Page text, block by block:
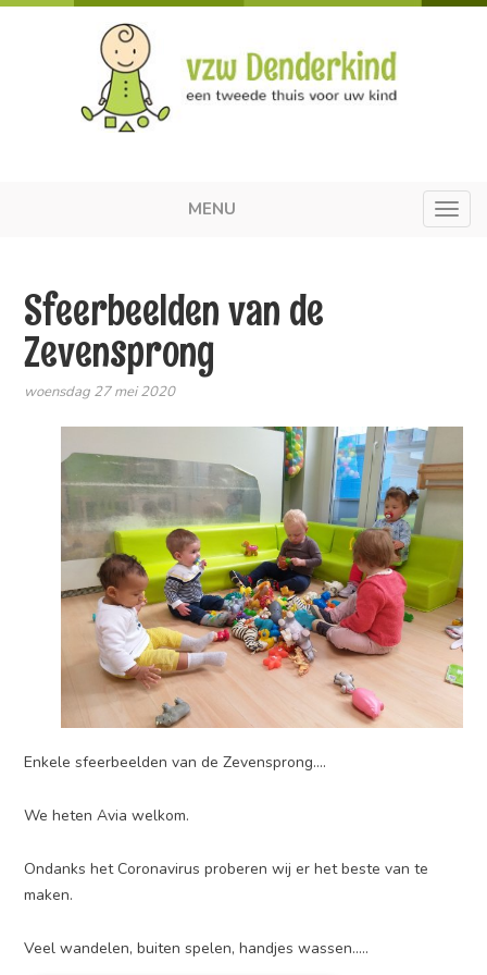
MENU
Sfeerbeelden van de
Zevensprong
woensdag 27 mei 2020
Enkele sfeerbeelden van de Zevensprong….
We heten Avia welkom.
Ondanks het Coronavirus proberen wij er het beste van te
maken.
Veel wandelen, buiten spelen, handjes wassen…..